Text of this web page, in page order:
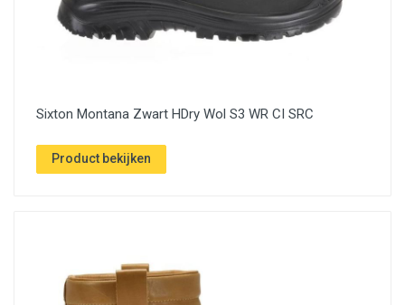
Sixton Montana Zwart HDry Wol S3 WR CI SRC
Product bekijken